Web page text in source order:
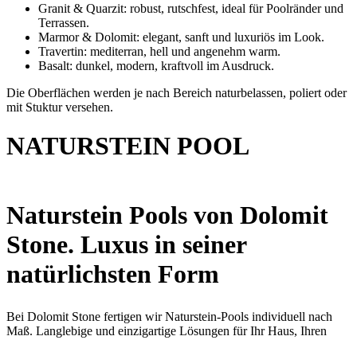
Granit & Quarzit: robust, rutschfest, ideal für Poolränder und
Terrassen.
Marmor & Dolomit: elegant, sanft und luxuriös im Look.
Travertin: mediterran, hell und angenehm warm.
Basalt: dunkel, modern, kraftvoll im Ausdruck.
Die Oberflächen werden je nach Bereich naturbelassen, poliert oder
mit Stuktur versehen.
NATURSTEIN POOL
Naturstein Pools von Dolomit
Stone. Luxus in seiner
natürlichsten Form
Bei Dolomit Stone fertigen wir Naturstein-Pools individuell nach
Maß. Langlebige und einzigartige Lösungen für Ihr Haus, Ihren